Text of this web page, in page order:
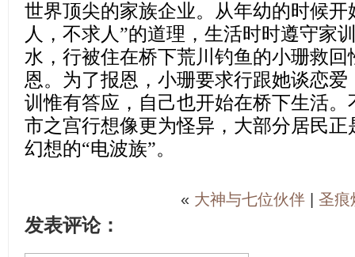
世界顶尖的家族企业。从年幼的时候
人，不求人”的道理，生活时时遵守家
水，行被住在桥下荒川钓鱼的小珊救
恩。为了报恩，小珊要求行跟她谈恋
训惟有答应，自己也开始在桥下生活
市之宫行想像更为怪异，大部分居民
幻想的“电波族”。
« 大神与七位伙伴| 圣痕
发表评论：